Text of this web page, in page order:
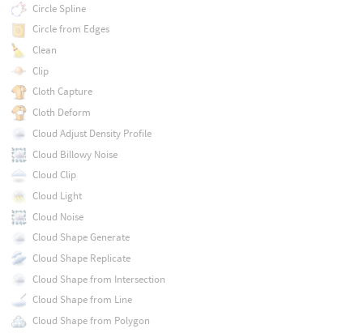
Circle Spline
Circle from Edges
Clean
Clip
Cloth Capture
Cloth Deform
Cloud Adjust Density Profile
Cloud Billowy Noise
Cloud Clip
Cloud Light
Cloud Noise
Cloud Shape Generate
Cloud Shape Replicate
Cloud Shape from Intersection
Cloud Shape from Line
Cloud Shape from Polygon